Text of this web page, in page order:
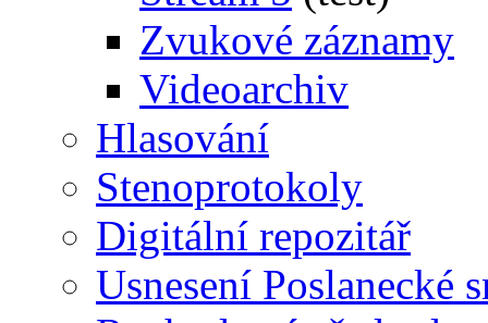
Zvukové záznamy
Videoarchiv
Hlasování
Stenoprotokoly
Digitální repozitář
Usnesení Poslanecké